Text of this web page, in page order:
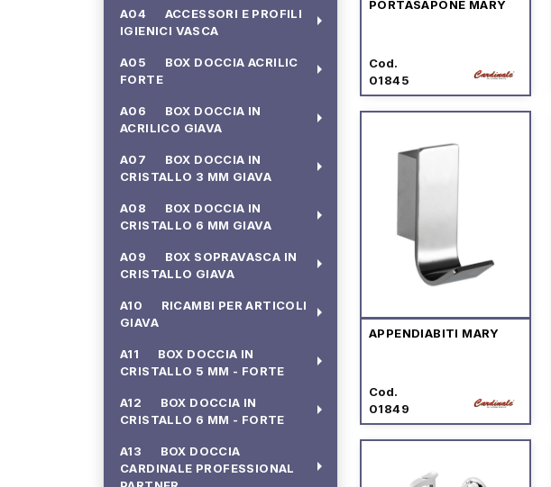
A04 ACCESSORI E PROFILI
IGIENICI VASCA
arrow_right
A05 BOX DOCCIA ACRILIC
FORTE
arrow_right
A06 BOX DOCCIA IN
ACRILICO GIAVA
arrow_right
A07 BOX DOCCIA IN
CRISTALLO 3 MM GIAVA
arrow_right
A08 BOX DOCCIA IN
CRISTALLO 6 MM GIAVA
arrow_right
A09 BOX SOPRAVASCA IN
CRISTALLO GIAVA
arrow_right
A10 RICAMBI PER ARTICOLI
GIAVA
arrow_right
A11 BOX DOCCIA IN
CRISTALLO 5 MM - FORTE
arrow_right
A12 BOX DOCCIA IN
CRISTALLO 6 MM - FORTE
arrow_right
A13 BOX DOCCIA
CARDINALE PROFESSIONAL
arrow_right
PORTASAPONE MARY
Cod.
01845
APPENDIABITI MARY
Cod.
01849